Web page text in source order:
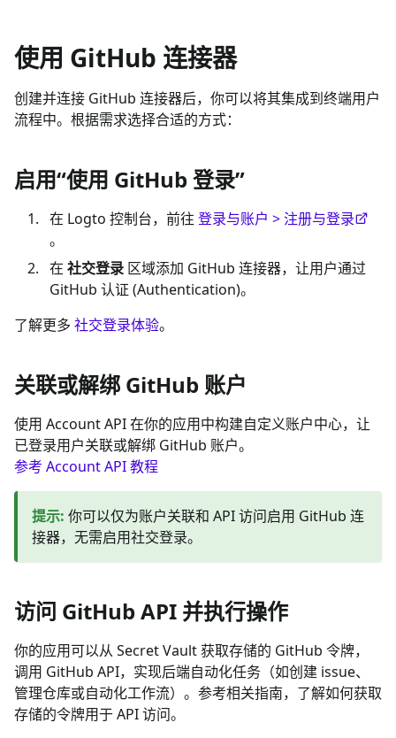
使用 GitHub 连接器
创建并连接 GitHub 连接器后，你可以将其集成到终端用户
流程中。根据需求选择合适的方式：
启用“使用 GitHub 登录”
在 Logto 控制台，前往 登录与账户 > 注册与登录
。
在 社交登录 区域添加 GitHub 连接器，让用户通过
GitHub 认证 (Authentication)。
了解更多 社交登录体验。
关联或解绑 GitHub 账户
使用 Account API 在你的应用中构建自定义账户中心，让
已登录用户关联或解绑 GitHub 账户。
参考 Account API 教程
提示: 你可以仅为账户关联和 API 访问启用 GitHub 连
接器，无需启用社交登录。
访问 GitHub API 并执行操作
你的应用可以从 Secret Vault 获取存储的 GitHub 令牌，
调用 GitHub API，实现后端自动化任务（如创建 issue、
管理仓库或自动化工作流）。参考相关指南，了解如何获取
存储的令牌用于 API 访问。